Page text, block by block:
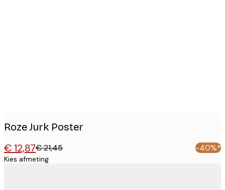
Roze Jurk Poster
€ 12,87€ 21,45 -40%*
Kies afmeting